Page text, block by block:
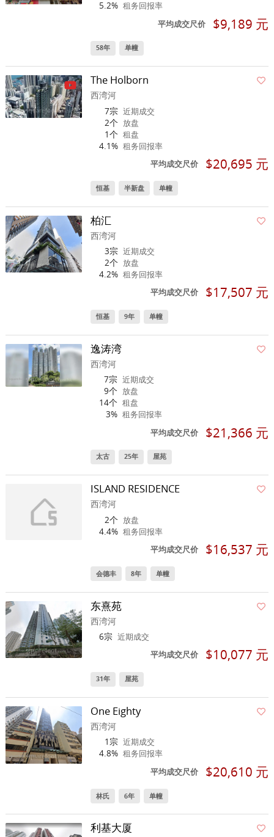
5.2% 租务回报率
平均成交尺价 $9,189 元
58年 单幢
The Holborn
西湾河
7宗 近期成交
2个 放盘
1个 租盘
4.1% 租务回报率
平均成交尺价 $20,695 元
恒基 半新盘 单幢
柏汇
西湾河
3宗 近期成交
2个 放盘
4.2% 租务回报率
平均成交尺价 $17,507 元
恒基 9年 单幢
逸涛湾
西湾河
7宗 近期成交
9个 放盘
14个 租盘
3% 租务回报率
平均成交尺价 $21,366 元
太古 25年 屋苑
ISLAND RESIDENCE
西湾河
2个 放盘
4.4% 租务回报率
平均成交尺价 $16,537 元
会德丰 8年 单幢
东熹苑
西湾河
6宗 近期成交
平均成交尺价 $10,077 元
31年 屋苑
One Eighty
西湾河
1宗 近期成交
4.8% 租务回报率
平均成交尺价 $20,610 元
林氏 6年 单幢
利基大厦